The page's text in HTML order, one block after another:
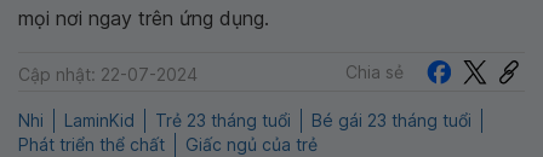
mọi nơi ngay trên ứng dụng.
Cập nhật: 22-07-2024 Chia sẻ
Nhi LaminKid Trẻ 23 tháng tuổi
Bé gái 23 tháng tuổi
Phát triển thể chất
Giấc ngủ của trẻ